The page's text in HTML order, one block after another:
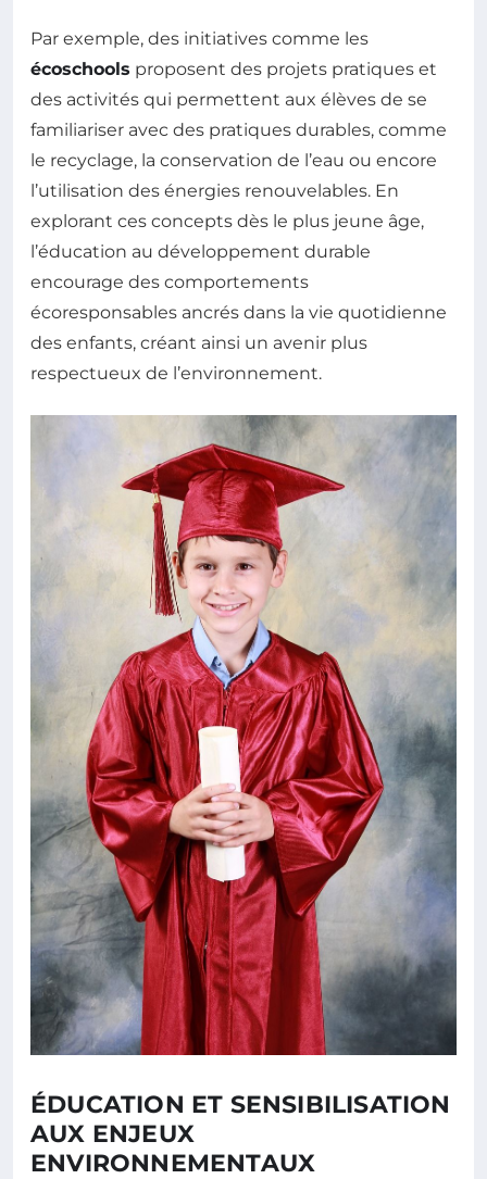
Par exemple, des initiatives comme les
écoschools proposent des projets pratiques et
des activités qui permettent aux élèves de se
familiariser avec des pratiques durables, comme
le recyclage, la conservation de l’eau ou encore
l’utilisation des énergies renouvelables. En
explorant ces concepts dès le plus jeune âge,
l’éducation au développement durable
encourage des comportements
écoresponsables ancrés dans la vie quotidienne
des enfants, créant ainsi un avenir plus
respectueux de l’environnement.
ÉDUCATION ET SENSIBILISATION
AUX ENJEUX
ENVIRONNEMENTAUX